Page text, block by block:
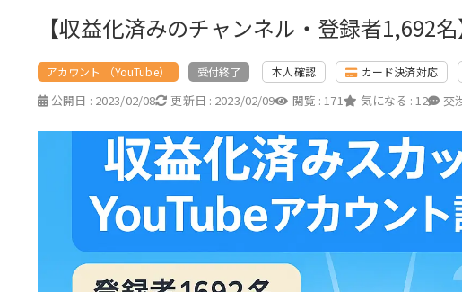
【収益化済みのチャンネル・登録者1,692
アカウント （YouTube） 受付終了 本人確認 カード決済対応
公開日 : 2023/02/08 更新日 : 2023/02/09 閲覧 : 171 気になる : 12 交